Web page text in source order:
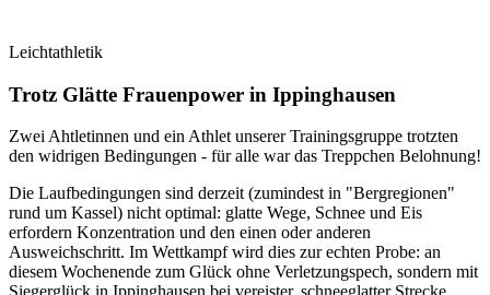
Leichtathletik
Trotz Glätte Frauenpower in Ippinghausen
Zwei Ahtletinnen und ein Athlet unserer Trainingsgruppe trotzten
den widrigen Bedingungen - für alle war das Treppchen Belohnung!
Die Laufbedingungen sind derzeit (zumindest in "Bergregionen"
rund um Kassel) nicht optimal: glatte Wege, Schnee und Eis
erfordern Konzentration und den einen oder anderen
Ausweichschritt. Im Wettkampf wird dies zur echten Probe: an
diesem Wochenende zum Glück ohne Verletzungspech, sondern mit